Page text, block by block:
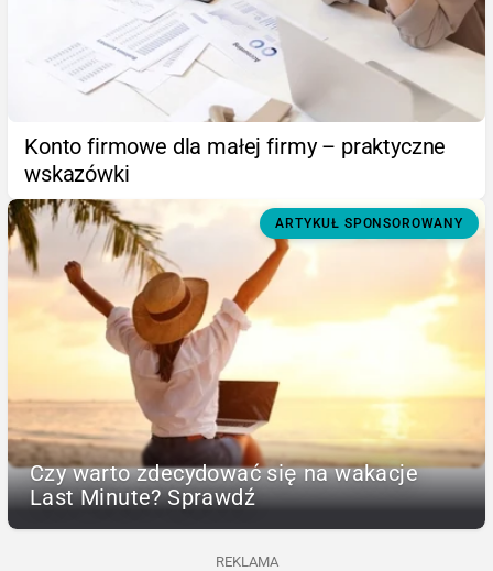
Konto firmowe dla małej firmy – praktyczne
wskazówki
ARTYKUŁ SPONSOROWANY
Czy warto zdecydować się na wakacje
Last Minute? Sprawdź
REKLAMA